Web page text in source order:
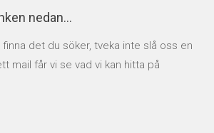
- 344 11 30
PARK
nedan...
det du söker, tveka inte slå oss en
mail får vi se vad vi kan hitta på